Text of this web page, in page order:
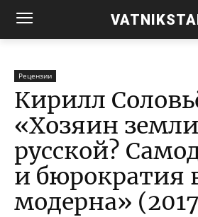
Рецензии
Кирилл
«Хозяин земли
русской?
и бюрократия
модерна»